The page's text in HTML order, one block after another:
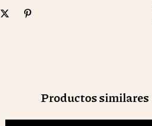
Productos similares